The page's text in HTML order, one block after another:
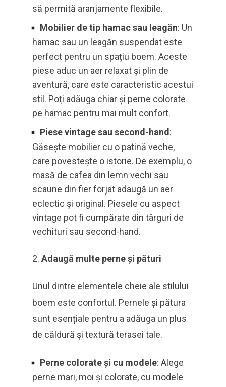
să permită aranjamente flexibile.
Mobilier de tip hamac sau leagăn: Un
hamac sau un leagăn suspendat este
perfect pentru un spațiu boem. Aceste
piese aduc un aer relaxat și plin de
aventură, care este caracteristic acestui
stil. Poți adăuga chiar și perne colorate
pe hamac pentru mai mult confort.
Piese vintage sau second-hand:
Găsește mobilier cu o patină veche,
care povestește o istorie. De exemplu, o
masă de cafea din lemn vechi sau
scaune din fier forjat adaugă un aer
eclectic și original. Piesele cu aspect
vintage pot fi cumpărate din târguri de
vechituri sau second-hand.
Adaugă multe perne și pături
Unul dintre elementele cheie ale stilului
boem este confortul. Pernele și pătura
sunt esențiale pentru a adăuga un plus
de căldură și textură terasei tale.
Perne colorate și cu modele: Alege
perne mari, moi și colorate, cu modele